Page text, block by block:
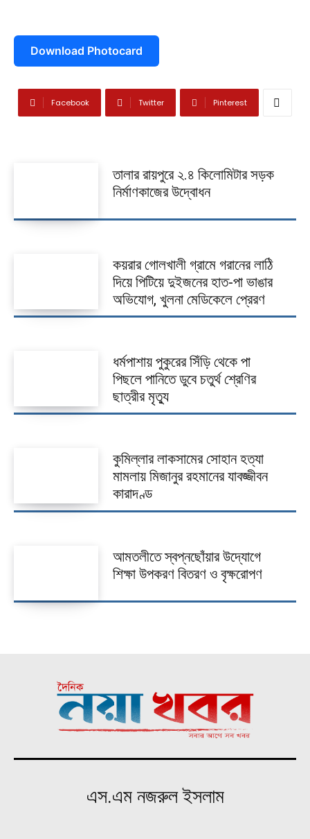
আজকের পত্রিকা
Download Photocard
Facebook Twitter Pinterest
তালার রায়পুরে ২.৪ কিলোমিটার সড়ক
নির্মাণকাজের উদ্বোধন
কয়রার গোলখালী গ্রামে গরানের লাঠি
দিয়ে পিটিয়ে দুইজনের হাত-পা ভাঙার
অভিযোগ, খুলনা মেডিকেলে প্রেরণ
ধর্মপাশায় পুকুরের সিঁড়ি থেকে পা
পিছলে পানিতে ডুবে চতুর্থ শ্রেণির
ছাত্রীর মৃত্যু
কুমিল্লার লাকসামের সোহান হত্যা
মামলায় মিজানুর রহমানের যাবজ্জীবন
কারাদণ্ড
আমতলীতে স্বপ্নছোঁয়ার উদ্যোগে
শিক্ষা উপকরণ বিতরণ ও বৃক্ষরোপণ
এস.এম নজরুল ইসলাম